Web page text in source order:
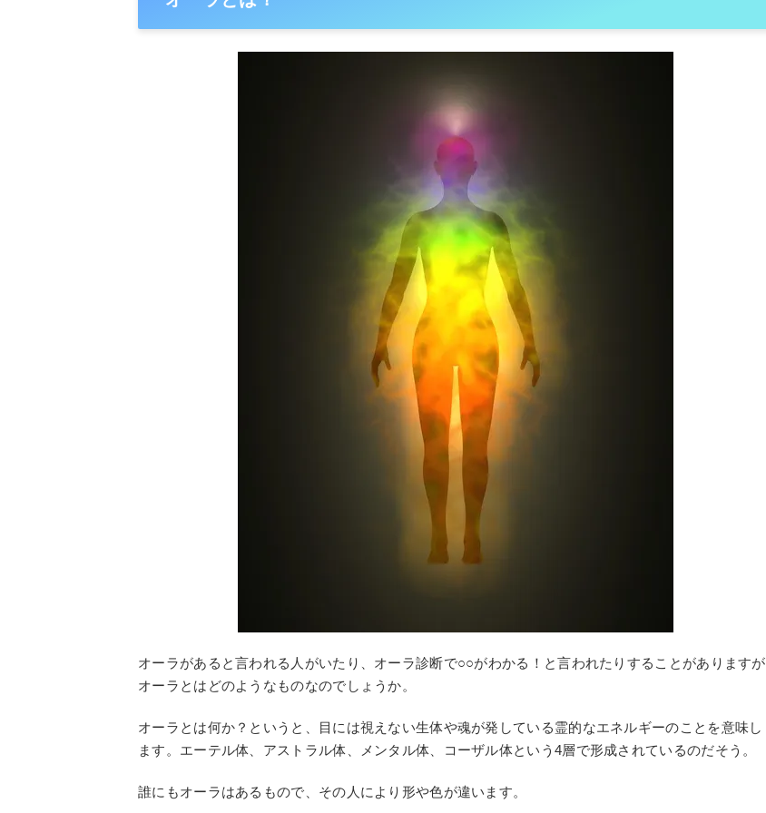
オーラがあると言われる人がいたり、オーラ診断で○○がわかる！と言われたりすることがありますが
オーラとはどのようなものなのでしょうか。
オーラとは何か？というと、目には視えない生体や魂が発している霊的なエネルギーのことを意味し
ます。エーテル体、アストラル体、メンタル体、コーザル体という4層で形成されているのだそう。
誰にもオーラはあるもので、その人により形や色が違います。